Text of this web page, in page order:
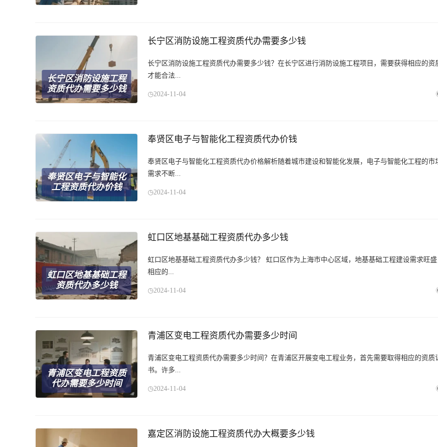
长宁区消防设施工程
资质代办需要多少钱
长宁区消防设施工程资质代办需要多少钱
长宁区消防设施工程资质代办需要多少钱？在长宁区进行消防设施工程项目，需要获得相应的资
才能合法...
2024-11-04
奉贤区电子与智能化
工程资质代办价钱
奉贤区电子与智能化工程资质代办价钱
奉贤区电子与智能化工程资质代办价格解析随着城市建设和智能化发展，电子与智能化工程的市
需求不断...
2024-11-04
虹口区地基基础工程
资质代办多少钱
虹口区地基基础工程资质代办多少钱
虹口区地基基础工程资质代办多少钱？ 虹口区作为上海市中心区域，地基基础工程建设需求旺盛
相应的...
2024-11-04
青浦区变电工程资质
代办需要多少时间
青浦区变电工程资质代办需要多少时间
青浦区变电工程资质代办需要多少时间？在青浦区开展变电工程业务，首先需要取得相应的资质
书。许多...
2024-11-04
嘉定区消防设施工程资质代办大概要多少钱